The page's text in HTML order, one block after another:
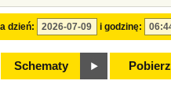
dzień: i godzinę:
Schematy Pobierz